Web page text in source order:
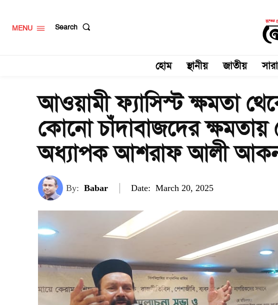
MENU Search
হোম স্থানীয় জাতীয়
আওয়ামী ফ্যাসিস্ট ক্ষমতা
কোনো চাঁদাবাজদের
অধ্যাপক আশরাফ আলী
By: Babar Date: March 20, 2025